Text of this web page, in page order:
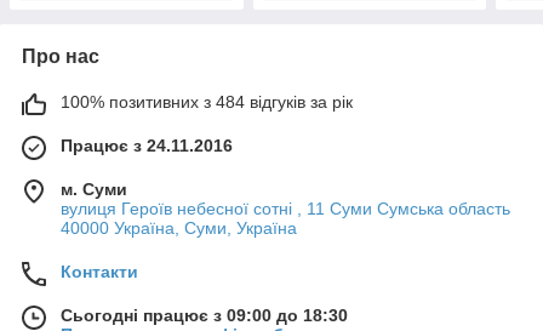
Про нас
100% позитивних з 484 відгуків за рік
Працює з 24.11.2016
м. Суми
вулиця Героїв небесної сотні , 11 Суми Сумська область
40000 Україна, Суми, Україна
Контакти
Сьогодні працює з 09:00 до 18:30